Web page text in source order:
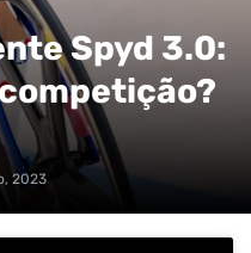
Spyd 3.0:
2023